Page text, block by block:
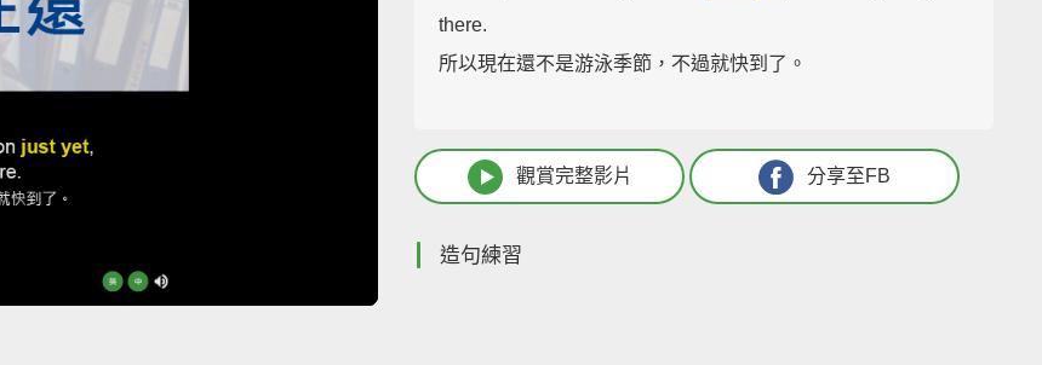
there.
所以現在還不是游泳季節，不過就快到了。
觀賞完整影片 分享至FB
造句練習